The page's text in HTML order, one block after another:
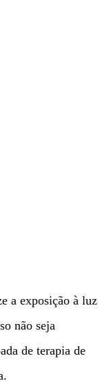
a exposição à luz
não seja
de terapia de